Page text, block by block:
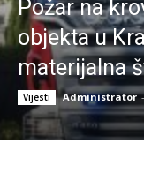
Požar na
objekta u
materijalna
Vijesti Administrator -